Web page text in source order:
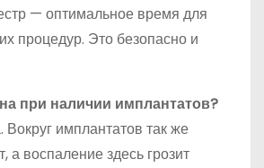
— оптимальное время для
процедур. Это безопасно и
при наличии имплантатов?
имплантатов так же
а воспаление здесь грозит